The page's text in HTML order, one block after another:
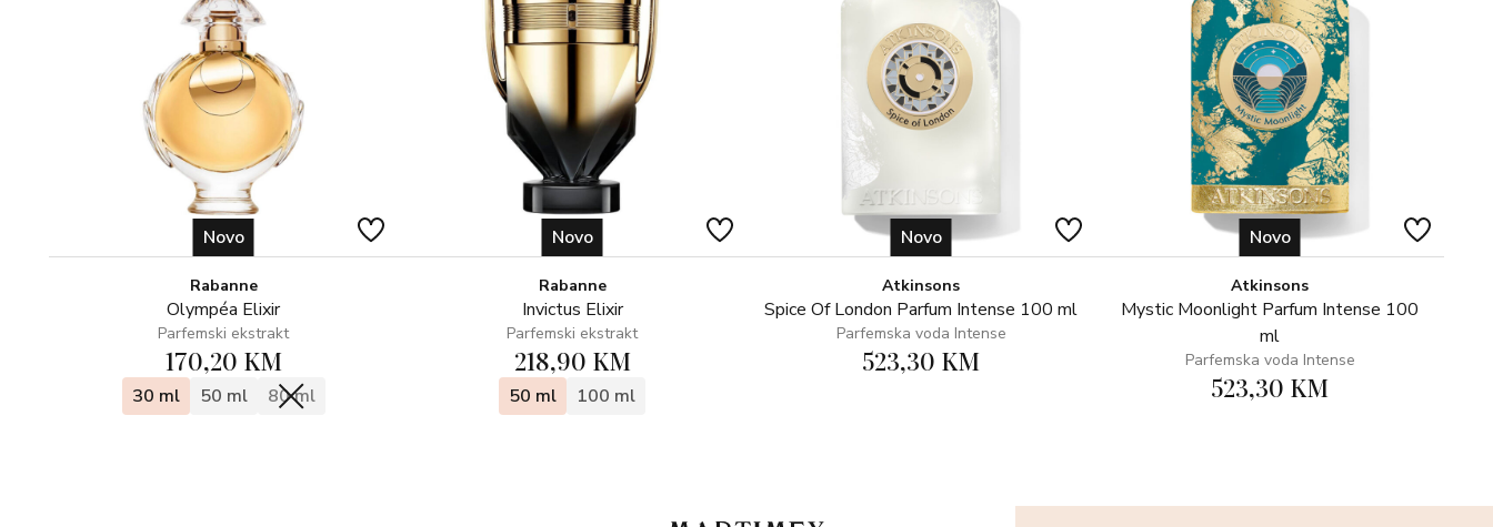
Novo
Rabanne
Olympéa Elixir
Parfemski ekstrakt
170,20 KM
30 ml 50 ml 80 ml
Novo
Rabanne
Invictus Elixir
Parfemski ekstrakt
218,90 KM
50 ml 100 ml
Novo
Atkinsons
Spice Of London Parfum Intense 100 ml
Parfemska voda Intense
523,30 KM
Novo
Atkinsons
Mystic Moonlight Parfum Intense 100
ml
Parfemska voda Intense
523,30 KM